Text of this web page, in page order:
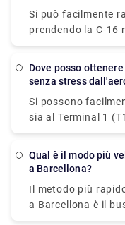
contattarci come
Si può facilmente
prendendo la C-16
(200 km). Ci
un'escursione in
paese è coperto
Valls del
patrimonio
escursioni, tieni
avvoltoi barbuti.
pensarci due volte
Dove posso ottenere trasferimenti aeroportuali facili e
senza stress
Si possono
sia al Terminal 1
seguendo le
di un'auto/
specializzati in
Barcellona con
Qual è il modo più veloce per andare da Andorra la Vella
a Barcellona?
Il metodo più
a Barcellona è il
minuti.